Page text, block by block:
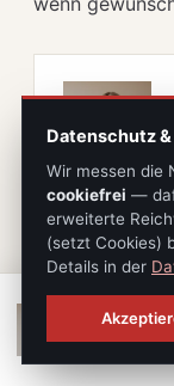
Caroline
Projektverkauf
☎
Caroline
Ihr
Datenschutz
Wir messen die
cookiefrei —
erweiterte
(setzt Cookies)
Details in der